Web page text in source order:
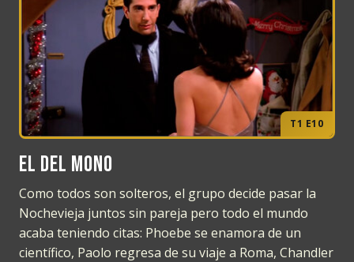
T1 E10
El del mono
Como todos son solteros, el grupo decide pasar la
Nochevieja juntos sin pareja pero todo el mundo
acaba teniendo citas: Phoebe se enamora de un
científico, Paolo regresa de su viaje a Roma, Chandler